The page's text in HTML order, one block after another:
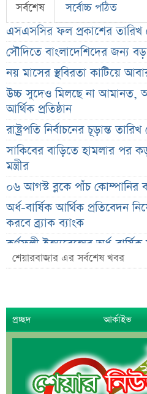
সর্বশেষ সর্বোচ্চ পঠিত
এসএসসির ফল প্রকাশের তারিখ
সৌদিতে বাংলাদেশিদের জন্য
নয় মাসের স্থবিরতা কাটিয়ে
উচ্চ সুদেও মিলছে না আমানত,
আর্থিক প্রতিষ্ঠান
রাষ্ট্রপতি নির্বাচনের চূড়ান্ত
সাকিবের বাড়িতে হামলার পর
মন্ত্রীর
০৬ আগস্ট ব্লকে পাঁচ কোম্পানির
অর্ধ-বার্ষিক আর্থিক প্রতিবেদন
করবে ব্র্যাক ব্যাংক
কর্ণফুলী ইন্স্যুরেন্সের অর্ধ-
৭৫ হাজার ২৮৩ শেয়ার মনোনীত
০৬ আগস্ট লেনদেনের শীর্ষ ১০
০৬ আগস্ট দর পতনের শীর্ষ ১০
০৬ আগস্ট দর বৃদ্ধির শীর্ষ ১০
দেশি ৫ মাছে মিলল
শেয়ারবাজার এর সর্বশেষ খবর
প্রচ্ছদ আর্কাইভ